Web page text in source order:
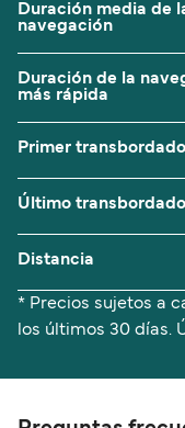
Duración media de
navegación
Duración de la
más rápida
Primer
Último
Distancia
* Precios sujetos a
los últimos 30 días.